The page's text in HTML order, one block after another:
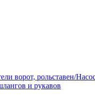
ворот, рольставен/
и рукавов